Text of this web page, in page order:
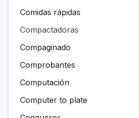
Comidas rápidas
Compactadoras
Compaginado
Comprobantes
Computación
Computer to plate